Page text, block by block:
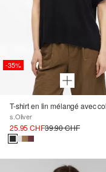
-35%
s.Oliver
25.95 CHF39.90 CHF